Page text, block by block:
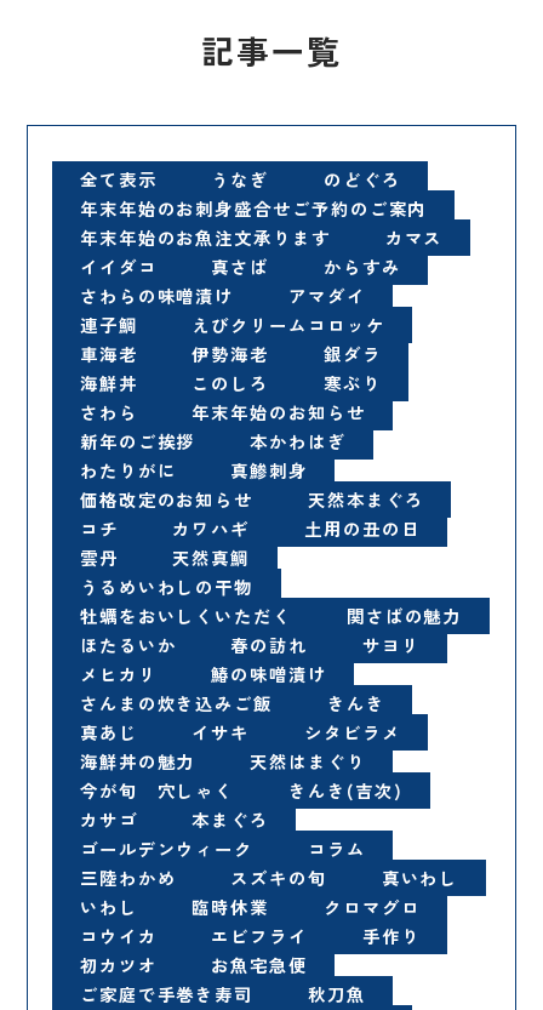
記事一覧
全て表示 うなぎ
のどぐろ
年末年始のお刺身盛合せご予約のご案内
年末年始のお魚注文承ります
カマス
イイダコ
真さば
からすみ
さわらの味噌漬け
アマダイ
連子鯛
えびクリームコロッケ
車海老
伊勢海老
銀ダラ
海鮮丼
このしろ
寒ぶり
さわら
年末年始のお知らせ
新年のご挨拶
本かわはぎ
わたりがに
真鯵刺身
価格改定のお知らせ
天然本まぐろ
コチ
カワハギ
土用の丑の日
雲丹
天然真鯛
うるめいわしの干物
牡蠣をおいしくいただく
関さばの魅力
ほたるいか
春の訪れ
サヨリ
メヒカリ
鰆の味噌漬け
さんまの炊き込みご飯
きんき
真あじ
イサキ
シタビラメ
海鮮丼の魅力
天然はまぐり
今が旬 穴しゃく
きんき(吉次)
カサゴ
本まぐろ
ゴールデンウィーク
コラム
三陸わかめ
スズキの旬
真いわし
いわし
臨時休業
クロマグロ
コウイカ
エビフライ
手作り
初カツオ
お魚宅急便
ご家庭で手巻き寿司
秋刀魚